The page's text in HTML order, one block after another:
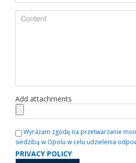
Add attachments
Wyrażam zgodę na przetwarzanie
siedzibą w Opolu w celu udzielenia
PRIVACY POLICY